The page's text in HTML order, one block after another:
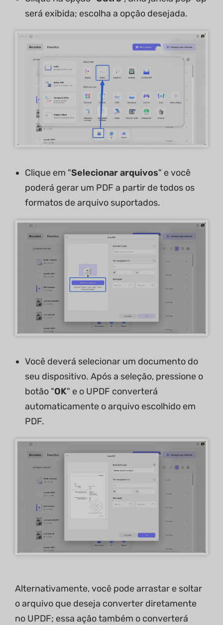
será exibida; escolha a opção desejada.
Clique em "Selecionar arquivos" e você
poderá gerar um PDF a partir de todos os
formatos de arquivo suportados.
Você deverá selecionar um documento do
seu dispositivo. Após a seleção, pressione o
botão "OK" e o UPDF converterá
automaticamente o arquivo escolhido em
PDF.
Alternativamente, você pode arrastar e soltar
o arquivo que deseja converter diretamente
no UPDF; essa ação também o converterá